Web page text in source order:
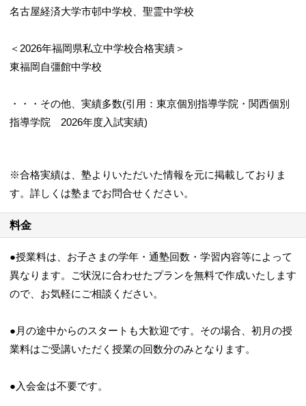
名古屋経済大学市邨中学校、聖霊中学校
＜2026年福岡県私立中学校合格実績＞
東福岡自彊館中学校
・・・その他、実績多数(引用：東京個別指導学院・関西個別
指導学院 2026年度入試実績)
※合格実績は、塾よりいただいた情報を元に掲載しておりま
す。詳しくは塾までお問合せください。
料金
●授業料は、お子さまの学年・通塾回数・学習内容等によって
異なります。ご状況に合わせたプランを無料で作成いたします
ので、お気軽にご相談ください。
●月の途中からのスタートも大歓迎です。その場合、初月の授
業料はご受講いただく授業の回数分のみとなります。
●入会金は不要です。